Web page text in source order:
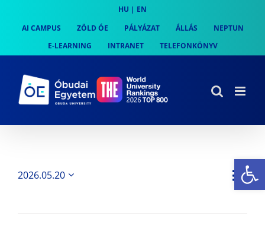
content
HU | EN
AI CAMPUS
ZÖLD ÓE PÁLYÁZAT ÁLLÁS
NEPTUN
E-LEARNING
INTRANET TELEFONKÖNYV
Nap
2026.05.20